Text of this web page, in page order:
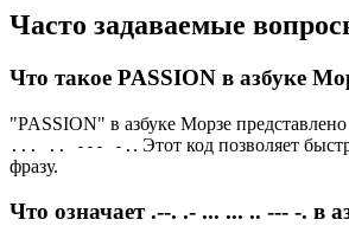
Часто задаваемые
Что такое PASSION в азбуке
"PASSION" в азбуке Морзе
... .. --- -. . Этот код позволяет
фразу.
Что означает .--. .- ... ... .. --- -. в